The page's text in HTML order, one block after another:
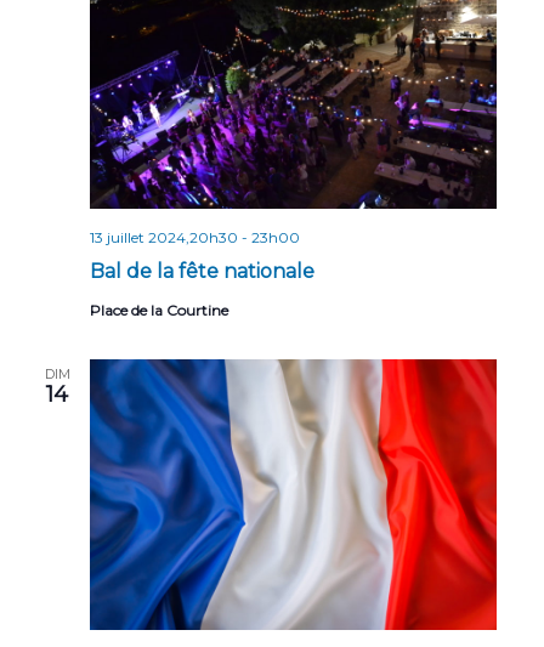
Bal de la fête nationale
13 juillet 2024,20h30 - 23h00
Place de la Courtine
DIM
14